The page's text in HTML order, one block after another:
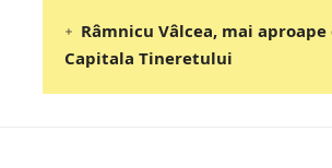
Râmnicu Vâlcea, mai aproape
Capitala Tineretului